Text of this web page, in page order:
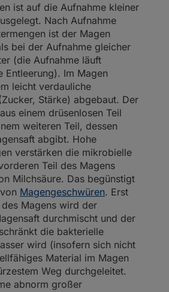
ist auf die Aufnahme kleiner
Nach Aufnahme
ist der Magen
bei der Aufnahme gleicher
(die Aufnahme läuft
Entleerung). Im Magen
leicht verdauliche
Stärke) abgebaut. Der
einem drüsenlosen Teil
weiteren Teil, dessen
abgibt. Hohe
verstärken die mikrobielle
Teil des Magens
Milchsäure. Das begünstigt
Magengeschwüren. Erst
Magens wird der
durchmischt und der
die bakterielle
wird (insofern sich nicht
Material im Magen
Weg durchgeleitet.
abnorm großer